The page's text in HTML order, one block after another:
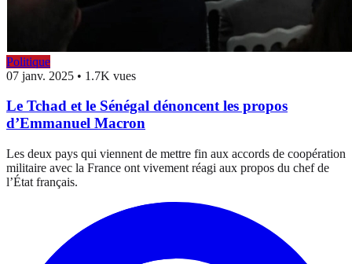
Politique
07 janv. 2025 • 1.7K vues
Le Tchad et le Sénégal dénoncent les propos
d’Emmanuel Macron
Les deux pays qui viennent de mettre fin aux accords de coopération
militaire avec la France ont vivement réagi aux propos du chef de
l’État français.